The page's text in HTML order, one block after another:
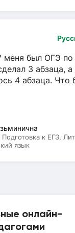
онлайн-
меня был ОГЭ
3 абзаца, а
4 абзаца. Что
Подготовка к ЕГЭ,
язык